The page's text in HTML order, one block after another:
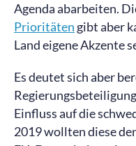
Agenda abarbeiten.
Prioritäten gibt aber
Land eigene Akzente
Es deutet sich aber
Einfluss auf die
2019 wollten diese